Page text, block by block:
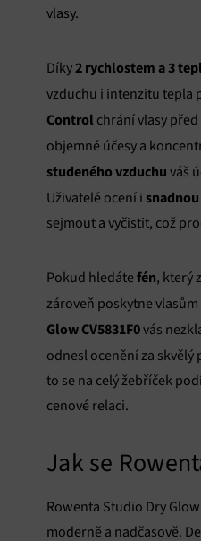
vlasy.
Díky 2 rychlostem a 3
vzduchu i intenzitu tepla
Control chrání vlasy
objemné účesy a
studeného vzduchu váš
Uživatelé ocení i
sejmout a vyčistit, což
Pokud hledáte fén, který
zároveň poskytne
Glow CV5831F0vás
odnesl ocenění za skvělý
to se na celý žebříček
cenové relaci.
Jak se
Rowenta Studio Dry
moderně a nadčasově.